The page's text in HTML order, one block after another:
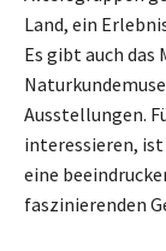
Land, ein
Es gibt auch das
Ausstellungen.
interessieren, ist
eine
faszinierenden